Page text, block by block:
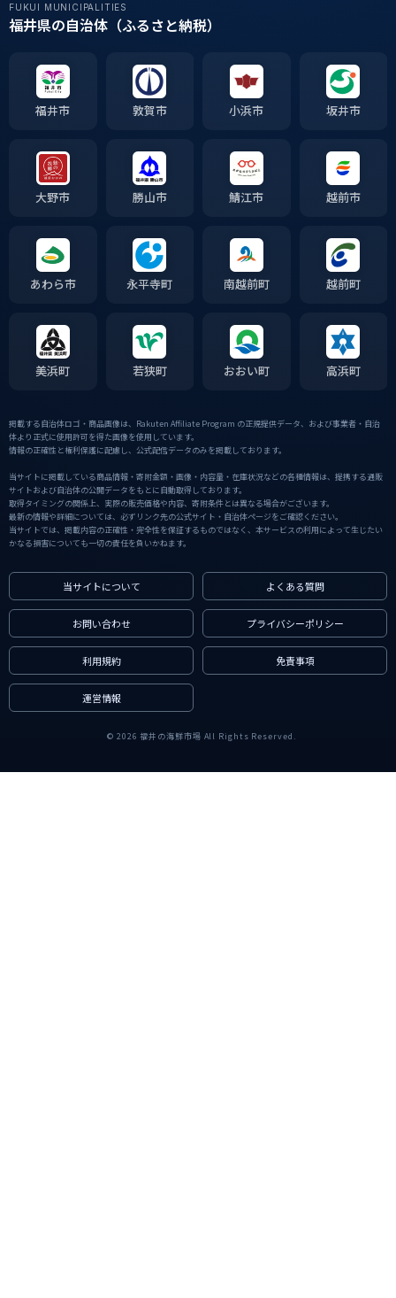
FUKUI MUNICIPALITIES
福井県の自治体（ふるさと納税）
福井市 敦賀市 小浜市 坂井市
大野市 勝山市 鯖江市 越前市
あわら市 永平寺町 南越前町 越前町
美浜町 若狭町 おおい町 高浜町
掲載する自治体ロゴ・商品画像は、Rakuten Affiliate Program の正規提供データ、および事業者・自治
体より正式に使用許可を得た画像を使用しています。
情報の正確性と権利保護に配慮し、公式配信データのみを掲載しております。
当サイトに掲載している商品情報・寄附金額・画像・内容量・在庫状況などの各種情報は、提携する通販
サイトおよび自治体の公開データをもとに自動取得しております。
取得タイミングの関係上、実際の販売価格や内容、寄附条件とは異なる場合がございます。
最新の情報や詳細については、必ずリンク先の公式サイト・自治体ページをご確認ください。
当サイトでは、掲載内容の正確性・完全性を保証するものではなく、本サービスの利用によって生じたい
かなる損害についても一切の責任を負いかねます。
当サイトについて よくある質問
お問い合わせ プライバシーポリシー
利用規約 免責事項
運営情報
© 2026 福井の海鮮市場 All Rights Reserved.